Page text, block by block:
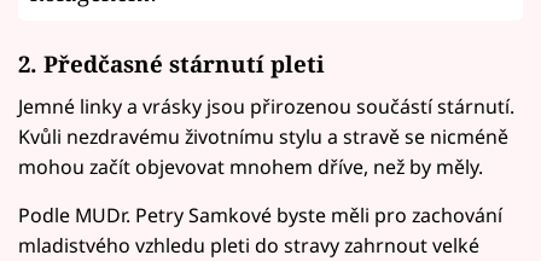
2. Předčasné stárnutí pleti
Jemné linky a vrásky jsou přirozenou součástí stárnutí.
Kvůli nezdravému životnímu stylu a stravě se nicméně
mohou začít objevovat mnohem dříve, než by měly.
Podle MUDr. Petry Samkové byste měli pro zachování
mladistvého vzhledu pleti do stravy zahrnout velké